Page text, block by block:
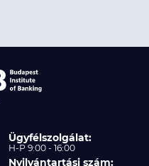
Ügyfélszolgálat:
H-P 9:00 - 16:00
Nyilvántartási szám: